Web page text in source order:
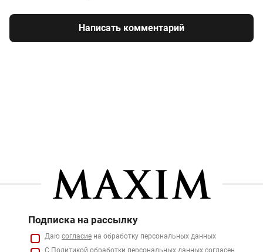
Написать комментарий
Подписка на рассылку
Даю согласие на обработку персональных данных